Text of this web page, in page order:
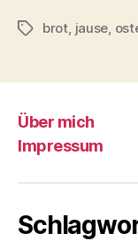
Schlagwörter
brot, jause,
Über mich
Impressum